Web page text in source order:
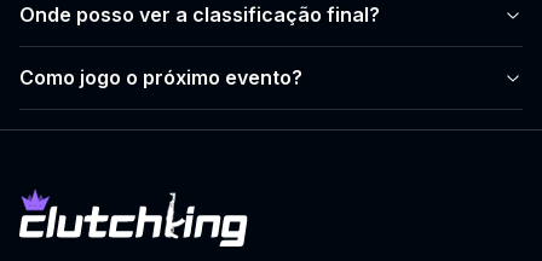
Onde posso ver a classificação final?
Como jogo o próximo evento?